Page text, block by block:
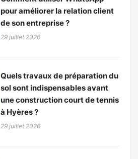
pour améliorer la relation client
de son entreprise ?
29 juillet 2026
Quels travaux de préparation du
sol sont indispensables avant
une construction court de tennis
à Hyères ?
29 juillet 2026